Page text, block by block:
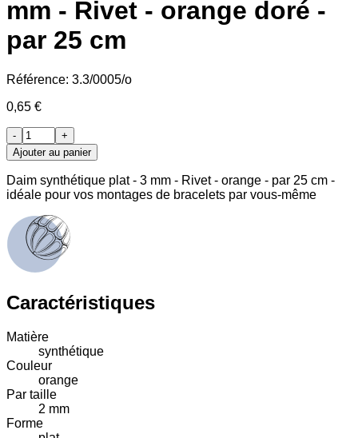
mm - Rivet - orange doré -
par 25 cm
Référence: 3.3/0005/o
0,65 €
-
+
Ajouter au panier
Daim synthétique plat - 3 mm - Rivet - orange - par 25 cm -
idéale pour vos montages de bracelets par vous-même
Caractéristiques
Matière
synthétique
Couleur
orange
Par taille
2 mm
Forme